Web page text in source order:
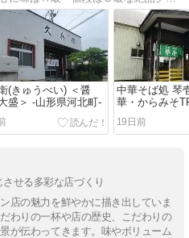
(きゅうべい) ＜醤
盛＞ -山形県河北町-
中華そば処 琴
華・からみそ
鶴岡市-
19日前
せる多彩な店づくり
店の魅力を鮮やかに描き出していま
わりの一杯や店の歴史、こだわりの
が伝わってきます。味やボリューム